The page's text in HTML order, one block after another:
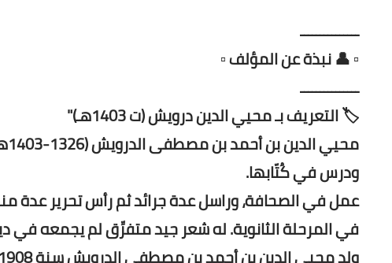
ـــــــــــــــ
▫️ 👤 نبذة عن المؤلف ▫️
ـــــــــــــــ
🏷️ التعريف بـ محيي الدين درويش (ت 1403هـ)"
ودرس في كُتّابها.
عمل في الصحافة، وراسل عدة جرائد ثم رأس تحرير عدة
في المرحلة الثانوية. له شعر جيد متفرِّق لم يجمعه في